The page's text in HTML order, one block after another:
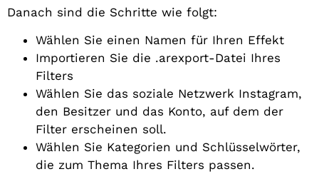
Danach sind die Schritte wie folgt:
Wählen Sie einen Namen für Ihren Effekt
Importieren Sie die .arexport-Datei Ihres
Filters
Wählen Sie das soziale Netzwerk Instagram,
den Besitzer und das Konto, auf dem der
Filter erscheinen soll.
Wählen Sie Kategorien und Schlüsselwörter,
die zum Thema Ihres Filters passen.